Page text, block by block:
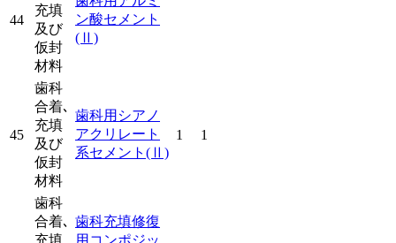
44
充填
及び
仮封
材料
ン酸セメント
(Ⅱ)
45
歯科
合着､
充填
及び
仮封
材料
歯科用シアノ
アクリレート
系セメント (Ⅱ)
1 1
歯科
合着､ 歯科充填修復